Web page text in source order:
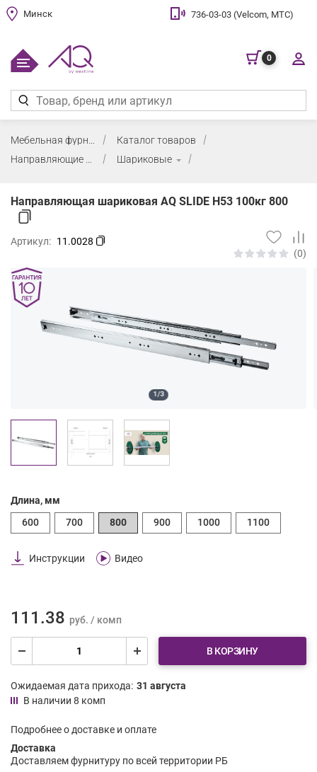
Минск 736-03-03 (Velcom, МТС)
0
Каталог товаров
Направляющие для деревянных ящиков
Шариковые
Направляющая шариковая AQ SLIDE H53 100кг 800
Артикул: 11.0028
(0)
1/3
Длина, мм
600
700 800 900 1000 1100
Инструкции Видео
111.38 руб. / комп
В КОРЗИНУ
Ожидаемая дата прихода: 31 августа
В наличии 8 комп
Подробнее о доставке и оплате
Доставка
Доставляем фурнитуру по всей территории РБ